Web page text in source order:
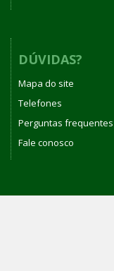
DÚVIDAS?
Mapa do site
Telefones
Perguntas frequentes
Fale conosco